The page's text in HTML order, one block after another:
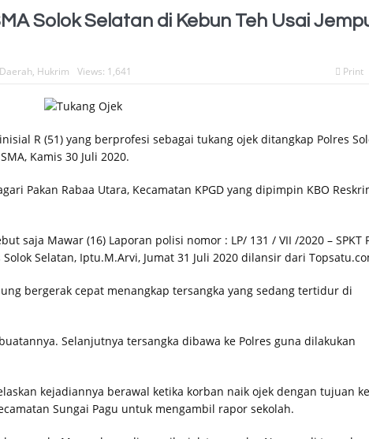
Solok Selatan di Kebun Teh Usai
Daerah, Hukrim Views: 1,641 Print
R (51) yang berprofesi sebagai tukang ojek ditangkap Polres
Kamis 30 Juli 2020.
Pakan Rabaa Utara, Kecamatan KPGD yang dipimpin KBO
saja Mawar (16) Laporan polisi nomor : LP/ 131 / VII /2020 – SPKT
Selatan, Iptu.M.Arvi, Jumat 31 Juli 2020 dilansir dari
bergerak cepat menangkap tersangka yang sedang tertidur di
Selanjutnya tersangka dibawa ke Polres guna dilakukan
kejadiannya berawal ketika korban naik ojek dengan tujuan ke
Sungai Pagu untuk mengambil rapor sekolah.